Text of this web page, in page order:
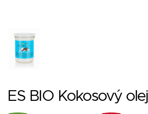
ES BIO Kokosový olej